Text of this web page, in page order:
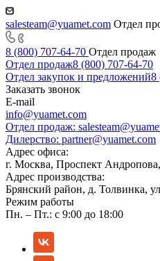
salesteam@yuamet.com Отдел
8 (800) 707-64-70 Отдел продаж
Отдел продаж8 (800) 707-64-70
Отдел закупок и предложений8
Заказать звонок
E-mail
info@yuamet.com
Отдел продаж:
Дилерство: partner@yuamet.com
Адрес офиса:
г. Москва, Проспект
Адрес производства:
Брянский район, д. Толвинка,
Режим работы
Пн. – Пт.: с 9:00 до 18:00